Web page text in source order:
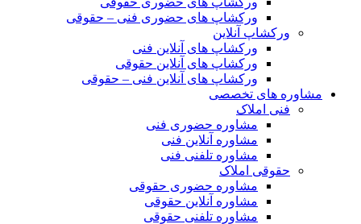
ورکشاپ های حضوری فنی – حقوقی
ورکشاپ آنلاین
ورکشاپ های آنلاین فنی
ورکشاپ های آنلاین حقوقی
ورکشاپ های آنلاین فنی – حقوقی
مشاوره های تخصصی
فنی املاک
مشاوره حضوری فنی
مشاوره آنلاین فنی
مشاوره تلفنی فنی
حقوقی املاک
مشاوره حضوری حقوقی
مشاوره آنلاین حقوقی
مشاوره تلفنی حقوقی